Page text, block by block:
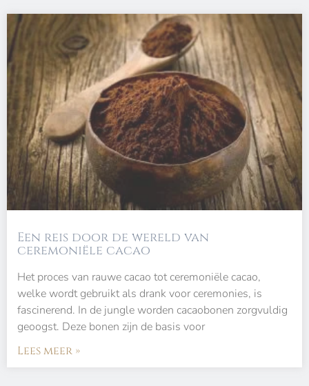
Een reis door de wereld van
ceremoniële cacao
Het proces van rauwe cacao tot ceremoniële cacao,
welke wordt gebruikt als drank voor ceremonies, is
fascinerend. In de jungle worden cacaobonen zorgvuldig
geoogst. Deze bonen zijn de basis voor
Lees meer »